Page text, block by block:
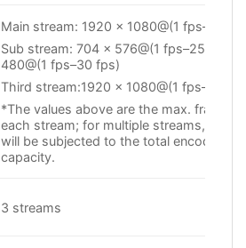
Main stream: 1920 × 1080@(1 fps–30
Sub stream: 704 × 576@(1 fps–25 fps)/
480@(1 fps–30 fps)
Third stream:1920 × 1080@(1 fps–30
*The values above are the max. frame
each stream; for multiple streams, the
will be subjected to the total encoding
capacity.
3 streams